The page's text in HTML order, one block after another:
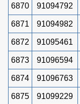
6870 91094792
6871 91094982
6872 91095461
6873 91096594
6874 91096763
6875 91099229